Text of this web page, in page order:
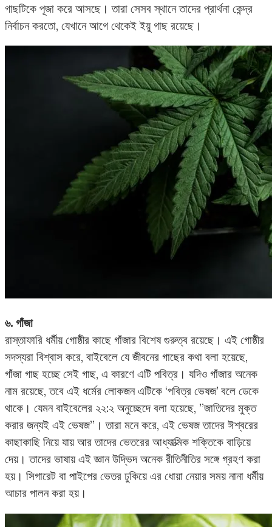
গাছটিকে পূজা করে আসছে। তারা সেসব স্থানে তাদের প্রার্থনা কেন্দ্র
নির্বাচন করতো, যেখানে আগে থেকেই ইয়ু গাছ রয়েছে।
৬. গাঁজা
রাস্তাফারি ধর্মীয় গোষ্ঠীর কাছে গাঁজার বিশেষ গুরুত্ব রয়েছে। এই গোষ্ঠীর
সদস্যরা বিশ্বাস করে, বাইবেলে যে জীবনের গাছের কথা বলা হয়েছে,
গাঁজা গাছ হচ্ছে সেই গাছ, এ কারণে এটি পবিত্র। যদিও গাঁজার অনেক
নাম রয়েছে, তবে এই ধর্মের লোকজন এটিকে ‘পবিত্র ভেষজ’ বলে ডেকে
থাকে। যেমন বাইবেলের ২২:২ অনুচ্ছেদে বলা হয়েছে, ”জাতিদের মুক্ত
করার জন্যই এই ভেষজ”। তারা মনে করে, এই ভেষজ তাদের ঈশ্বরের
কাছাকাছি নিয়ে যায় আর তাদের ভেতরের আধ্যাত্মিক শক্তিকে বাড়িয়ে
দেয়। তাদের ভাষায় এই জ্ঞান উদ্ভিদ অনেক রীতিনীতির সঙ্গে গ্রহণ করা
হয়। সিগারেট বা পাইপের ভেতর ঢুকিয়ে এর ধোয়া নেয়ার সময় নানা ধর্মীয়
আচার পালন করা হয়।